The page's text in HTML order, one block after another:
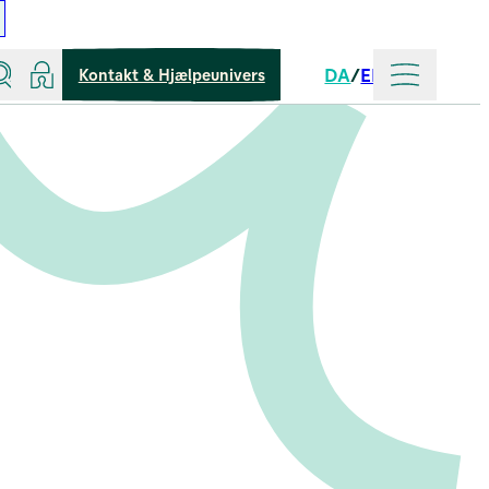
Søg Log indKontakt & Hjælpeunivers
Sprog
DA EN Mere